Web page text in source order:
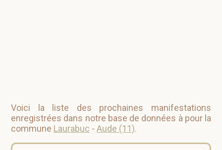
Voici la liste des prochaines manifestations
enregistrées dans notre base de données à pour la
commune Laurabuc - Aude (11).